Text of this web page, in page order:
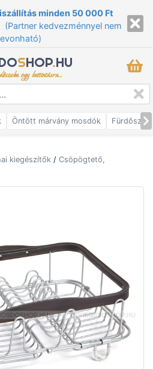
minden 50 000 Ft
(Partner kedvezménnyel nem
SHOP.HU
egy kattintásra...
Öntött márvány mosdók
kiegészítők / Csöpögtető,